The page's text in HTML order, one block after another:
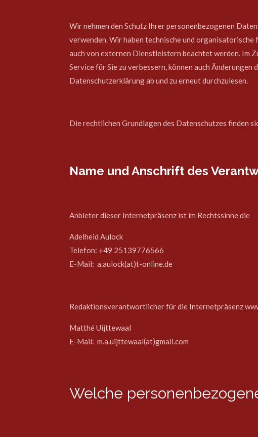
Wir nehmen den Schutz Ihrer personenbezogenen
verwenden. Wir haben technische und
auch von externen Dienstleistern beachtet werden. Im
Service für Sie zu verbessern, können auch
Datenschutzerklärung ab und zu erneut durchzulesen.
Die rechtlichen Grundlagen des Datenschutzes finden
Name und Anschrift des
Anbieter dieser Internetpräsenz ist im Rechtssinne die
Adelheid Aulock
Telefon: +49 25139776566
E-Mail: a.aulock(at)t-online.de
Redaktionsverantwortlicher für die Internetpräsenz
Matthé Uijttewaal
E-Mail: m.a.uijttewaal(at)gmail.com
Welche